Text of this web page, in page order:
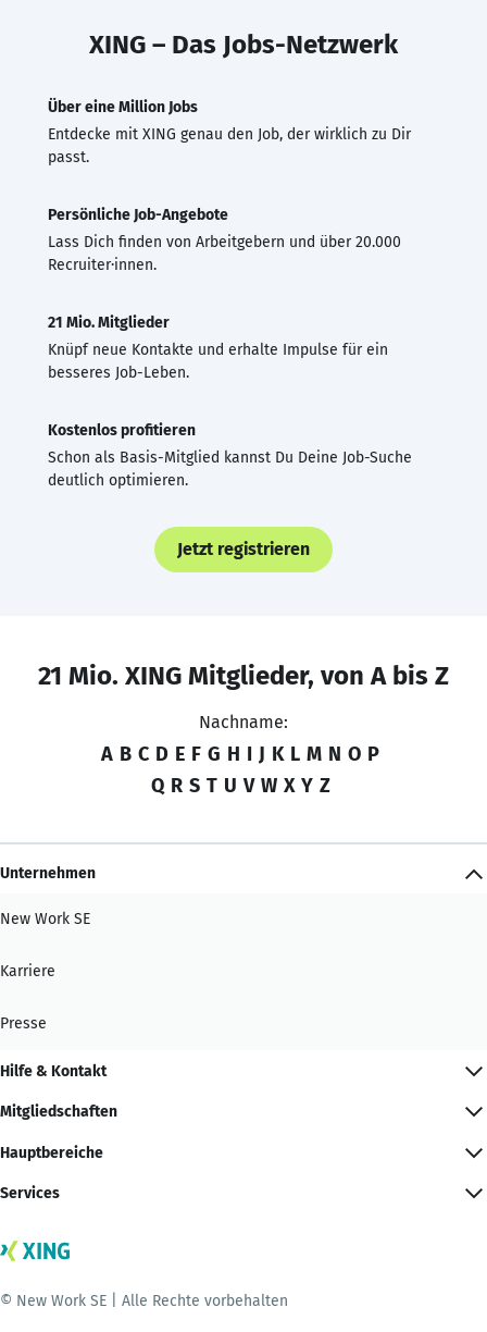
XING – Das Jobs-Netzwerk
Über eine Million Jobs
Entdecke mit XING genau den Job, der wirklich zu Dir
passt.
Persönliche Job-Angebote
Lass Dich finden von Arbeitgebern und über 20.000
Recruiter·innen.
21 Mio. Mitglieder
Knüpf neue Kontakte und erhalte Impulse für ein
besseres Job-Leben.
Kostenlos profitieren
Schon als Basis-Mitglied kannst Du Deine Job-Suche
deutlich optimieren.
Jetzt registrieren
21 Mio. XING Mitglieder, von A bis Z
Nachname:
A B C D E F G H I J K L M N O P
Q R S T U V W X Y Z
Unternehmen
New Work SE
Karriere
Presse
Hilfe & Kontakt
Mitgliedschaften
Hauptbereiche
Services
© New Work SE | Alle Rechte vorbehalten